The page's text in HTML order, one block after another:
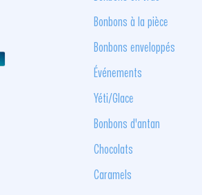
Bonbons à la pièce
Bonbons enveloppés
Événements
Yéti/Glace
Bonbons d'antan
Chocolats
Caramels